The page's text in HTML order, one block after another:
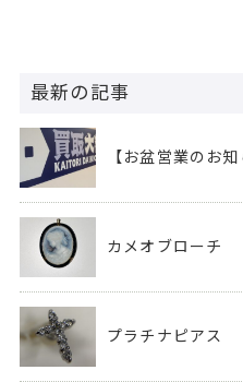
最新の記事
【お盆営業のお知
カメオブローチ
プラチナピアス